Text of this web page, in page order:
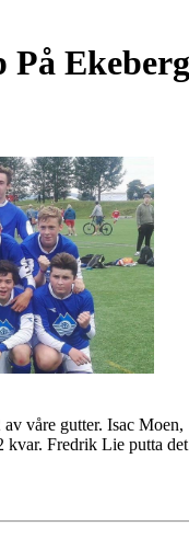
På Ekeberg
våre gutter. Isac Moen,
kvar. Fredrik Lie putta det